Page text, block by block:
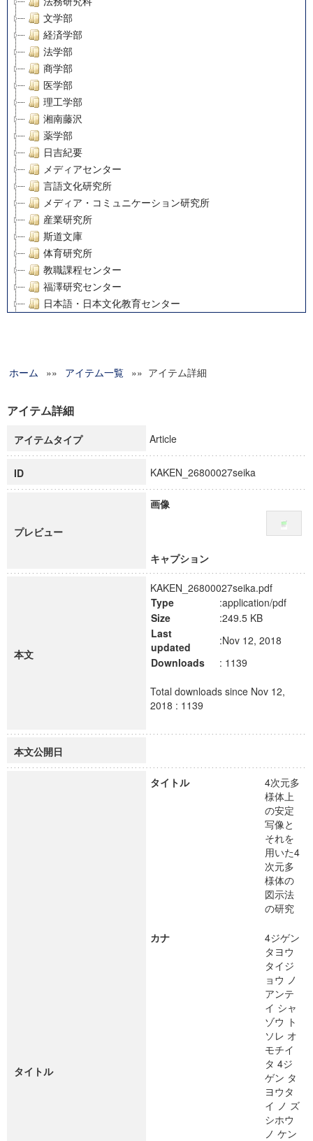
文学部
経済学部
法学部
商学部
医学部
理工学部
湘南藤沢
薬学部
日吉紀要
メディアセンター
言語文化研究所
メディア・コミュニケーション研究所
産業研究所
斯道文庫
体育研究所
教職課程センター
福澤研究センター
日本語・日本文化教育センター
グローバルリサーチインスティテュート
科学研究費補助金研究成果報告書
慶應義塾大学グローバルCOEプログラム市民社会ガバナンス
慶應義塾大学グローバルCOEプログラム論理と感性の先端的
博士課程教育リーディングプログラム「超成熟社会発展のサ
学術雑誌掲載論文等(8)
ホーム »» アイテム一覧 »» アイテム詳細
アイテム詳細
アイテムタイプ Article
ID KAKEN_26800027seika
プレビュー
画像
キャプション
本文
KAKEN_26800027seika.pdf
Type
:application/pdf
Size
:249.5 KB
Last
updated
:Nov 12, 2018
Downloads
: 1139
Total downloads since Nov 12,
2018 : 1139
本文公開日
タイトル
タイトル
4次元多
様体上
の安定
写像と
それを
用いた4
次元多
様体の
図示法
の研究
カナ
4ジゲン
タヨウ
タイジ
ョウ ノ
アンテ
イ シャ
ゾウ ト
ソレ オ
モチイ
タ 4ジ
ゲン タ
ヨウタ
イ ノ ズ
シホウ
ノ ケン